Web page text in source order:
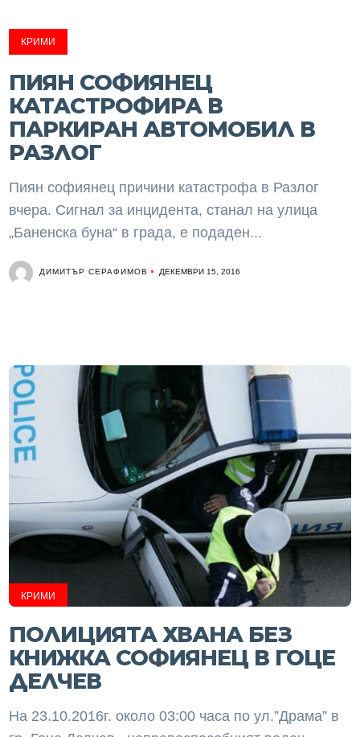
КРИМИ
ПИЯН СОФИЯНЕЦ
КАТАСТРОФИРА В
ПАРКИРАН АВТОМОБИЛ В
РАЗЛОГ
Пиян софиянец причини катастрофа в Разлог
вчера. Сигнал за инцидента, станал на улица
„Баненска буна“ в града, е подаден...
ДИМИТЪР СЕРАФИМОВ ДЕКЕМВРИ 15, 2016
КРИМИ
ПОЛИЦИЯТА ХВАНА БЕЗ
КНИЖКА СОФИЯНЕЦ В ГОЦЕ
ДЕЛЧЕВ
На 23.10.2016г. около 03:00 часа по ул.”Драма” в